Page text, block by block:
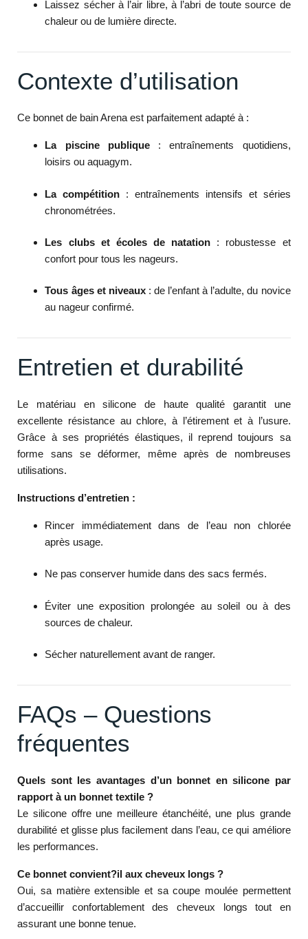
Laissez sécher à l’air libre, à l’abri de toute source de
chaleur ou de lumière directe.
Contexte d’utilisation
Ce bonnet de bain Arena est parfaitement adapté à :
La piscine publique: entraînements quotidiens,
loisirs ou aquagym.
La compétition : entraînements intensifs et séries
chronométrées.
Les clubs et écoles de natation : robustesse et
confort pour tous les nageurs.
Tous âges et niveaux: de l’enfant à l’adulte, du novice
au nageur confirmé.
Entretien et durabilité
Le matériau en silicone de haute qualité garantit une
excellente résistance au chlore, à l’étirement et à l’usure.
Grâce à ses propriétés élastiques, il reprend toujours sa
forme sans se déformer, même après de nombreuses
utilisations.
Instructions d’entretien :
Rincer immédiatement dans de l’eau non chlorée
après usage.
Ne pas conserver humide dans des sacs fermés.
Éviter une exposition prolongée au soleil ou à des
sources de chaleur.
Sécher naturellement avant de ranger.
FAQs – Questions
fréquentes
Quels sont les avantages d’un bonnet en silicone par
rapport à un bonnet textile ?
Le silicone offre une meilleure étanchéité, une plus grande
durabilité et glisse plus facilement dans l’eau, ce qui améliore
les performances.
Ce bonnet convient?il aux cheveux longs ?
Oui, sa matière extensible et sa coupe moulée permettent
d’accueillir confortablement des cheveux longs tout en
assurant une bonne tenue.